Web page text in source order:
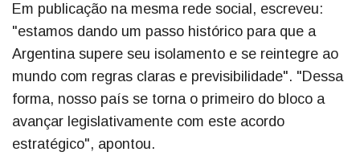
Em publicação na mesma rede social, escreveu:
"estamos dando um passo histórico para que a
Argentina supere seu isolamento e se reintegre ao
mundo com regras claras e previsibilidade". "Dessa
forma, nosso país se torna o primeiro do bloco a
avançar legislativamente com este acordo
estratégico", apontou.